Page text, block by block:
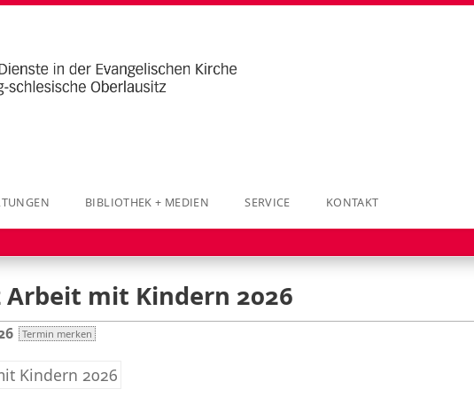
BIBLIOTHEK + MEDIEN SERVICE KONTAKT
mit Kindern 2026
Termin merken